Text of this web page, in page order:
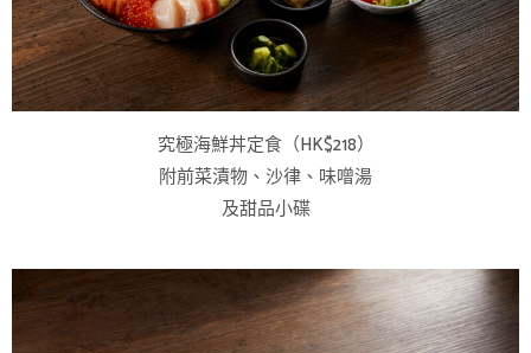
究極海鮮丼定食（HK$218）
附前菜漬物、沙律、味噌湯
及甜品小碟